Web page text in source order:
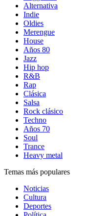
Alternativa
Indie
Oldies
Merengue
House
Años 80
Jazz
Hip hop
R&B
Rap
Clásica
Salsa
Rock clásico
Techno
Años 70
Soul
Trance
Heavy metal
Temas más populares
Noticias
Cultura
Deportes